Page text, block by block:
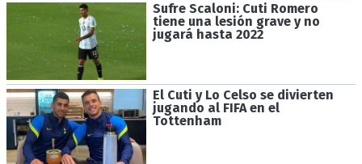
Sufre Scaloni: Cuti Romero
tiene una lesión grave y no
jugará hasta 2022
El Cuti y Lo Celso se divierten
jugando al FIFA en el
Tottenham